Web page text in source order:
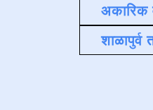
अकारिक
शाळापुर्व